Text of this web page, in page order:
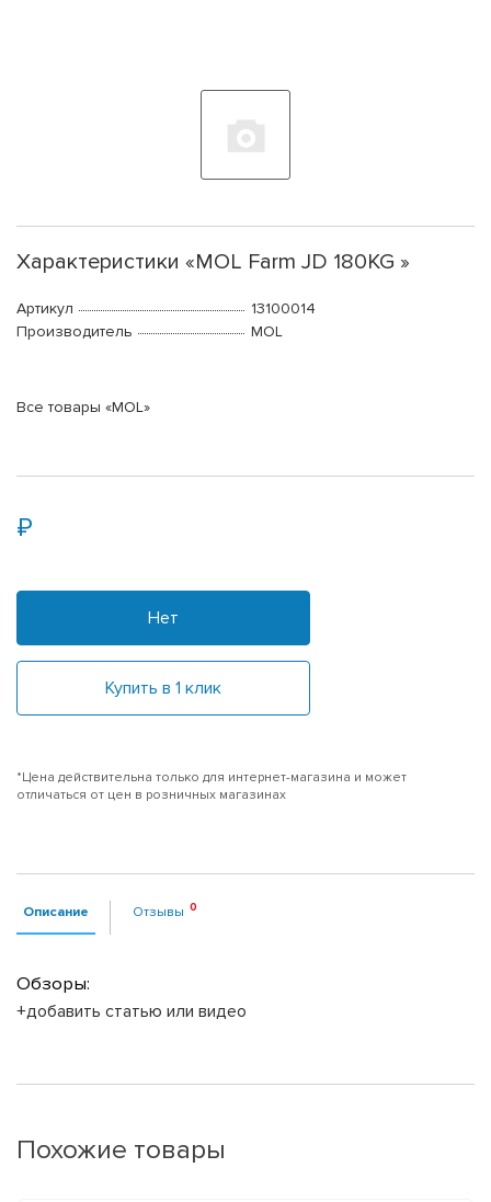
Характеристики «MOL Farm JD 180KG »
Артикул
13100014
Производитель
MOL
Все товары «MOL»
Нет
Купить в 1 клик
*Цена действительна только для интернет-магазина и может
отличаться от цен в розничных магазинах
Описание Отзывы
Обзоры:
+добавить статью или видео
Похожие товары